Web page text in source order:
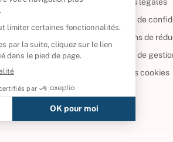
Politique de
Conditions de
Politique de
Gérer vos cookies